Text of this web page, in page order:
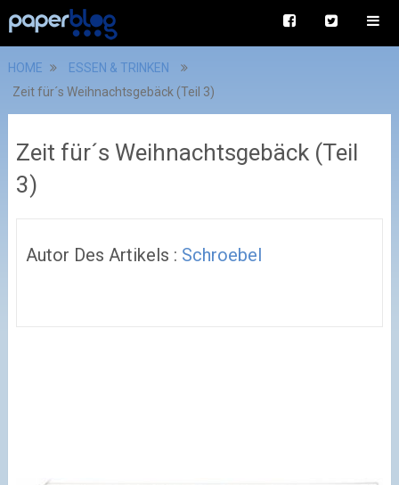
HOME
ESSEN & TRINKEN
Zeit für´s Weihnachtsgebäck (Teil 3)
Zeit für´s Weihnachtsgebäck (Teil
3)
Autor Des Artikels : Schroebel